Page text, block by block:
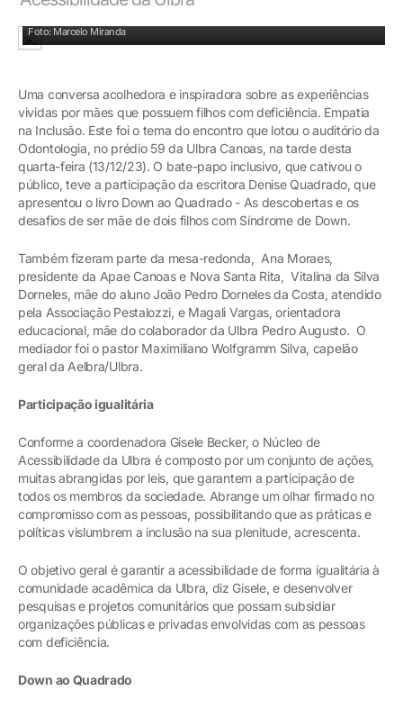
Foto: Marcelo Miranda
Uma conversa acolhedora e inspiradora sobre as experiências
vividas por mães que possuem filhos com deficiência. Empatia
na Inclusão. Este foi o tema do encontro que lotou o auditório da
Odontologia, no prédio 59 da Ulbra Canoas, na tarde desta
quarta-feira (13/12/23). O bate-papo inclusivo, que cativou o
público, teve a participação da escritora Denise Quadrado, que
apresentou o livro Down ao Quadrado - As descobertas e os
desafios de ser mãe de dois filhos com Síndrome de Down.
Também fizeram parte da mesa-redonda, Ana Moraes,
presidente da Apae Canoas e Nova Santa Rita, Vitalina da Silva
Dorneles, mãe do aluno João Pedro Dorneles da Costa, atendido
pela Associação Pestalozzi, e Magali Vargas, orientadora
educacional, mãe do colaborador da Ulbra Pedro Augusto. O
mediador foi o pastor Maximiliano Wolfgramm Silva, capelão
geral da Aelbra/Ulbra.
Participação igualitária
Conforme a coordenadora Gisele Becker, o Núcleo de
Acessibilidade da Ulbra é composto por um conjunto de ações,
muitas abrangidas por leis, que garantem a participação de
todos os membros da sociedade. Abrange um olhar firmado no
compromisso com as pessoas, possibilitando que as práticas e
políticas vislumbrem a inclusão na sua plenitude, acrescenta.
O objetivo geral é garantir a acessibilidade de forma igualitária à
comunidade acadêmica da Ulbra, diz Gisele, e desenvolver
pesquisas e projetos comunitários que possam subsidiar
organizações públicas e privadas envolvidas com as pessoas
com deficiência.
Down ao Quadrado